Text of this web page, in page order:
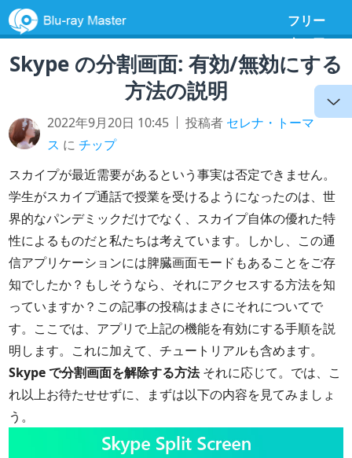
フリー
ウェア
Skype の分割画面: 有効/無効にする
方法の説明
2022年9月20日 10:45 投稿者 セレナ・トーマ
ス にチップ
スカイプが最近需要があるという事実は否定できません。
学生がスカイプ通話で授業を受けるようになったのは、世
界的なパンデミックだけでなく、スカイプ自体の優れた特
性によるものだと私たちは考えています。しかし、この通
信アプリケーションには脾臓画面モードもあることをご存
知でしたか？もしそうなら、それにアクセスする方法を知
っていますか？この記事の投稿はまさにそれについてで
す。ここでは、アプリで上記の機能を有効にする手順を説
明します。これに加えて、チュートリアルも含めます。
Skype で分割画面を解除する方法それに応じて。では、こ
れ以上お待たせせずに、まずは以下の内容を見てみましょ
う。